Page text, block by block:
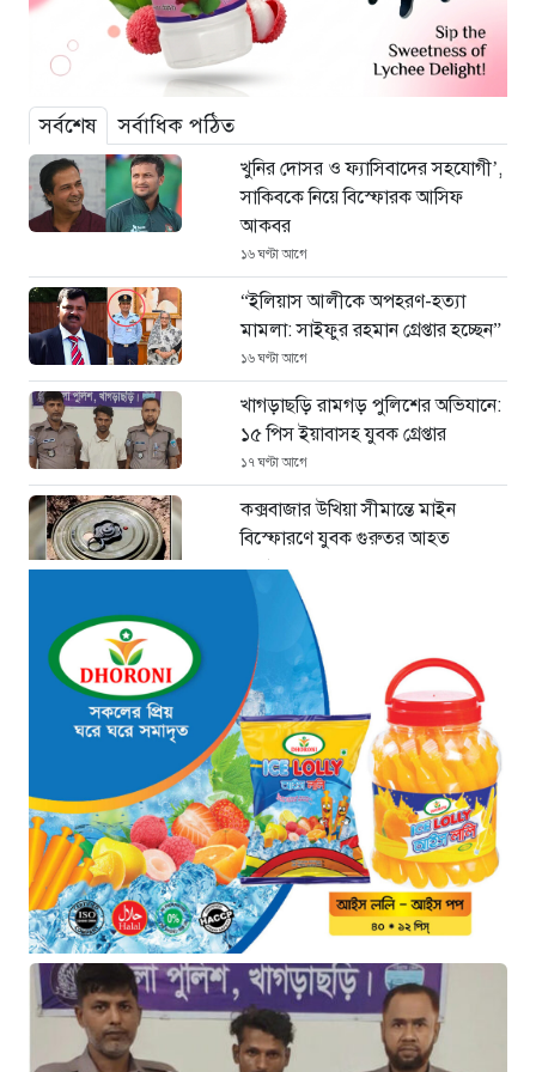
সর্বশেষ সর্বাধিক পঠিত
খুনির দোসর ও ফ্যাসিবাদের সহযোগী’,
সাকিবকে নিয়ে বিস্ফোরক আসিফ
আকবর
১৬ ঘণ্টা আগে
“ইলিয়াস আলীকে অপহরণ-হত্যা
মামলা: সাইফুর রহমান গ্রেপ্তার হচ্ছেন”
১৬ ঘণ্টা আগে
খাগড়াছড়ি রামগড় পুলিশের অভিযানে:
১৫ পিস ইয়াবাসহ যুবক গ্রেপ্তার
১৭ ঘণ্টা আগে
কক্সবাজার উখিয়া সীমান্তে মাইন
বিস্ফোরণে যুবক গুরুতর আহত
১৭ ঘণ্টা আগে
জোরারগঞ্জ থানা পুলিশের বিশেষ
অভিযান কক্সবাজারের পুরনো মাদক
কারবারি গ্রেফতার
১৭ ঘণ্টা আগে
ঢাকা চট্টগ্রাম মহাসড়ক স্টার লাইন
বাসের ধাক্কায় অটোরিকশা চালক নিহত
১৭ ঘণ্টা আগে
হামে আরও ৬ শিশুর মৃত্যু, নতুন করে
আক্রান্ত ৮৫ জন
২০ ঘণ্টা আগে
মরণফাঁদ সুনামগঞ্জ সড়ক: মাঝরাস্তায়
খুঁটি, দেড় বছরে শতাধিক দুর্ঘটনা
২০ ঘণ্টা আগে
‘সচিবালয় অভিমুখে ১১ দলীয় ঐক্যের